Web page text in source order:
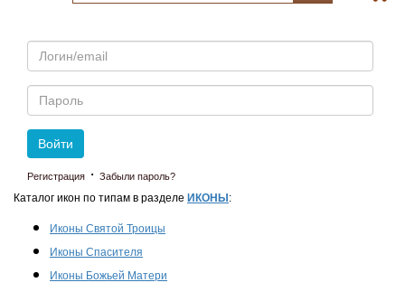
Email
Пароль
Войти
Регистрация · Забыли пароль?
Каталог икон по типам в разделе ИКОНЫ :
Иконы Святой Троицы
Иконы Спасителя
Иконы Божьей Матери